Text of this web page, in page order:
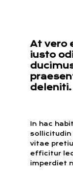
At vero
iusto
deleniti.
In hac
vitae
efficitur
imperdiet